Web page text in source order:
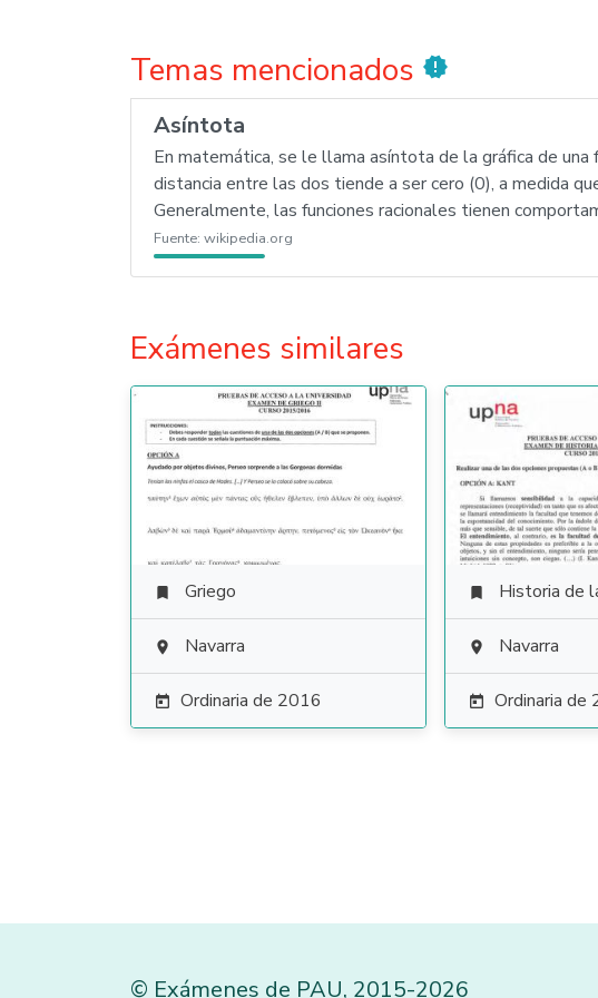
Temas mencionados new_releases
Asíntota
En matemática, se le llama asíntota de la gráfica de una
distancia entre las dos tiende a ser cero (0), a medida
Generalmente, las funciones racionales tienen
Fuente: wikipedia.org
Exámenes similares
 Griego
 Navarra
 Ordinaria de 2016
 Historia de
 Navarra
 Ordinaria de
© Exámenes de PAU, 2015-2026